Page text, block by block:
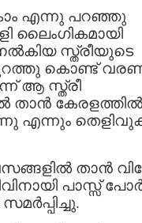
എന്നു പറഞ്ഞു
ലൈംഗികമായി
നൽകിയ സ്ത്രീയുടെ
കൊണ്ട്
ആ സ്ത്രീ
താന്‍ കേരളത്തില്‍
എന്നും
താന്‍
പാസ്സ്‌